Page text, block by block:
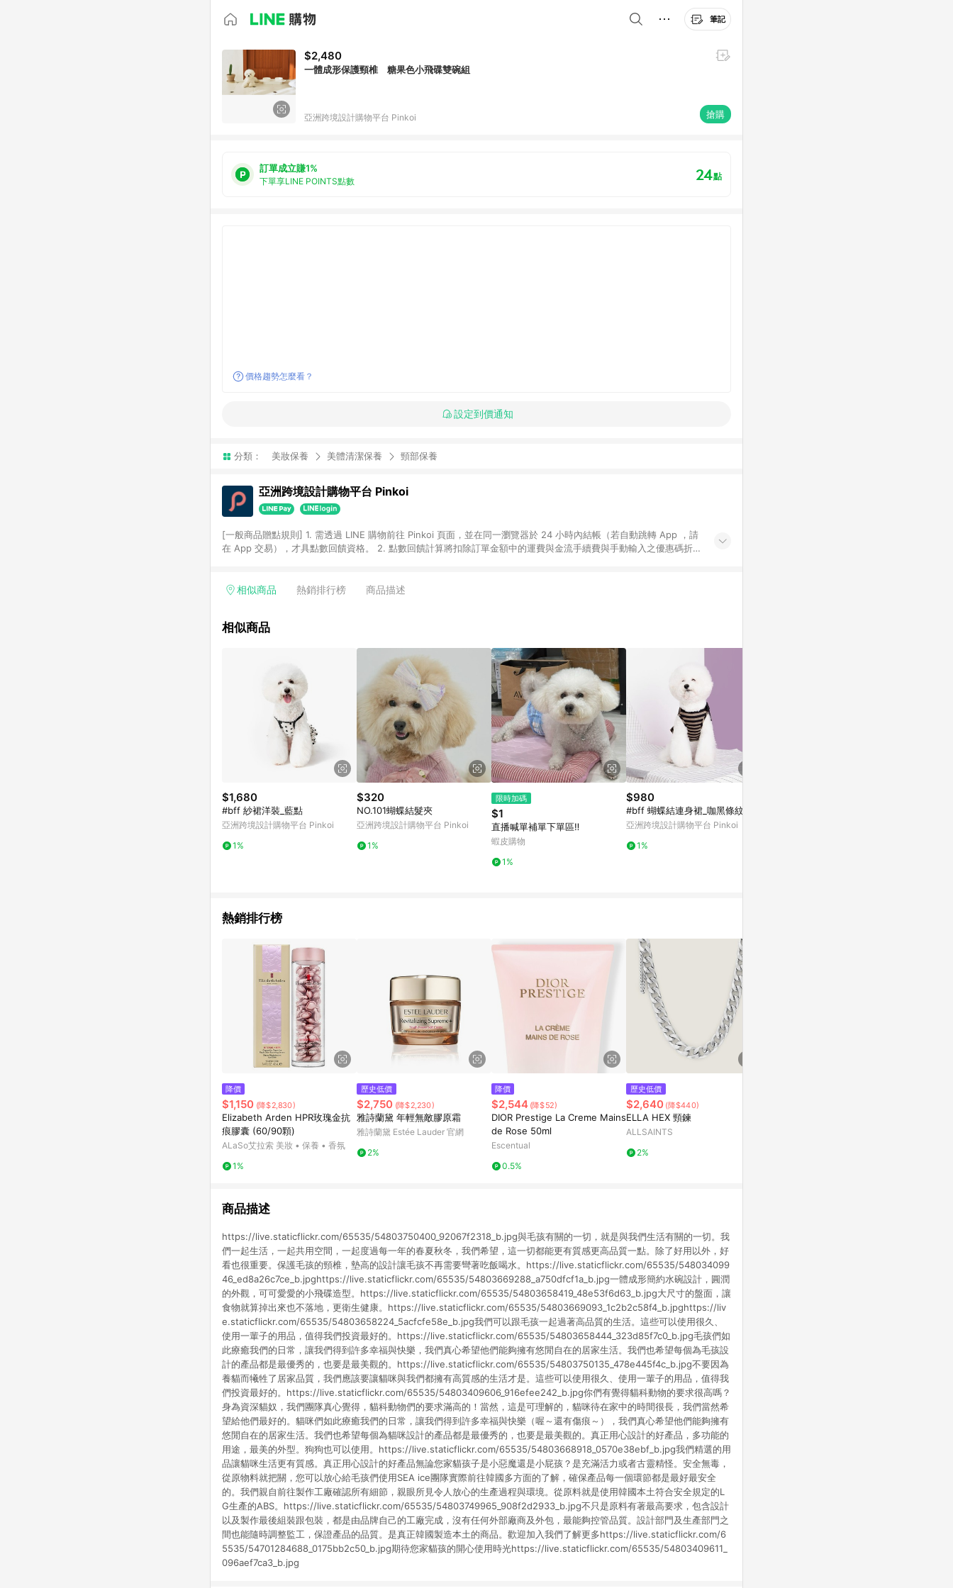
筆記
$2,480
一體成形保護頸椎 糖果色小飛碟雙碗組
亞洲跨境設計購物平台 Pinkoi 搶購
訂單成立賺1%
下單享LINE POINTS點數 24點
價格趨勢怎麼看？
設定到價通知
分類： 美妝保養 美體清潔保養 頸部保養
亞洲跨境設計購物平台 Pinkoi
[一般商品贈點規則] 1. 需透過 LINE 購物前往 Pinkoi 頁面，並在同一瀏覽器於 24 小時內結帳（若自動跳轉 App ，請
在 App 交易），才具點數回饋資格。 2. 點數回饋計算將扣除訂單金額中的運費與金流手續費與手動輸入之優惠碼折
格，部分退款不在此限。 6. APP 請更新至Android v4.6.0 / iOS v4.1.5 以上才具贈點資格。 7. 點數將於出貨後 45 天
使用規則請以點數紅包活動說明為準。 11. 若於 LINE 購物前往 Pinkoi 頁面後才首次下載 Pinkoi APP 並完成訂單，不
相似商品 熱銷排行榜 商品描述
相似商品
$1,680
#bff 紗裙洋裝_藍點
亞洲跨境設計購物平台 Pinkoi
1%
$320
NO.101蝴蝶結髮夾
亞洲跨境設計購物平台 Pinkoi
1%
限時加碼
$1
直播喊單補單下單區‼️
蝦皮購物
1%
$980
#bff 蝴蝶結連身裙_咖黑條紋
亞洲跨境設計購物平台 Pinkoi
1%
熱銷排行榜
降價
$1,150 (降$2,830)
Elizabeth Arden HPR玫瑰金抗
痕膠囊 (60/90顆)
ALaSo艾拉索 美妝 • 保養 • 香氛
1%
歷史低價
$2,750 (降$2,230)
雅詩蘭黛 年輕無敵膠原霜
雅詩蘭黛 Estée Lauder 官網
2%
降價
$2,544 (降$52)
DIOR Prestige La Creme Mains
de Rose 50ml
Escentual
0.5%
歷史低價
$2,640 (降$440)
ELLA HEX 頸鍊
ALLSAINTS
2%
商品描述
https://live.staticflickr.com/65535/54803750400_92067f2318_b.jpg與毛孩有關的一切，就是與我們生活有關的一切。我
們一起生活，一起共用空間，一起度過每一年的春夏秋冬，我們希望，這一切都能更有質感更高品質一點。除了好用以外，好
看也很重要。保護毛孩的頸椎，墊高的設計讓毛孩不再需要彎著吃飯喝水。https://live.staticflickr.com/65535/548034099
46_ed8a26c7ce_b.jpghttps://live.staticflickr.com/65535/54803669288_a750dfcf1a_b.jpg一體成形簡約水碗設計，圓潤
的外觀，可可愛愛的小飛碟造型。https://live.staticflickr.com/65535/54803658419_48e53f6d63_b.jpg大尺寸的盤面，讓
食物就算掉出來也不落地，更衛生健康。https://live.staticflickr.com/65535/54803669093_1c2b2c58f4_b.jpghttps://liv
e.staticflickr.com/65535/54803658224_5acfcfe58e_b.jpg我們可以跟毛孩一起過著高品質的生活。這些可以使用很久、
使用一輩子的用品，值得我們投資最好的。https://live.staticflickr.com/65535/54803658444_323d85f7c0_b.jpg毛孩們如
此療癒我們的日常，讓我們得到許多幸福與快樂，我們真心希望他們能夠擁有悠閒自在的居家生活。我們也希望每個為毛孩設
計的產品都是最優秀的，也要是最美觀的。https://live.staticflickr.com/65535/54803750135_478e445f4c_b.jpg不要因為
養貓而犧牲了居家品質，我們應該要讓貓咪與我們都擁有高質感的生活才是。這些可以使用很久、使用一輩子的用品，值得我
們投資最好的。https://live.staticflickr.com/65535/54803409606_916efee242_b.jpg你們有覺得貓科動物的要求很高嗎？
身為資深貓奴，我們團隊真心覺得，貓科動物們的要求滿高的！當然，這是可理解的，貓咪待在家中的時間很長，我們當然希
望給他們最好的。貓咪們如此療癒我們的日常，讓我們得到許多幸福與快樂（喔～還有傷痕～），我們真心希望他們能夠擁有
悠閒自在的居家生活。我們也希望每個為貓咪設計的產品都是最優秀的，也要是最美觀的。真正用心設計的好產品，多功能的
用途，最美的外型。狗狗也可以使用。https://live.staticflickr.com/65535/54803668918_0570e38ebf_b.jpg我們精選的用
品讓貓咪生活更有質感。真正用心設計的好產品無論您家貓孩子是小惡魔還是小屁孩？是充滿活力或者古靈精怪。安全無毒，
從原物料就把關，您可以放心給毛孩們使用SEA ice團隊實際前往韓國多方面的了解，確保產品每一個環節都是最好最安全
的。我們親自前往製作工廠確認所有細節，親眼所見令人放心的生產過程與環境。從原料就是使用韓國本土符合安全規定的L
G生產的ABS。https://live.staticflickr.com/65535/54803749965_908f2d2933_b.jpg不只是原料有著最高要求，包含設計
以及製作最後組裝跟包裝，都是由品牌自己的工廠完成，沒有任何外部廠商及外包，最能夠控管品質。設計部門及生產部門之
間也能隨時調整監工，保證產品的品質。是真正韓國製造本土的商品。歡迎加入我們了解更多https://live.staticflickr.com/6
5535/54701284688_0175bb2c50_b.jpg期待您家貓孩的開心使用時光https://live.staticflickr.com/65535/54803409611_
096aef7ca3_b.jpg